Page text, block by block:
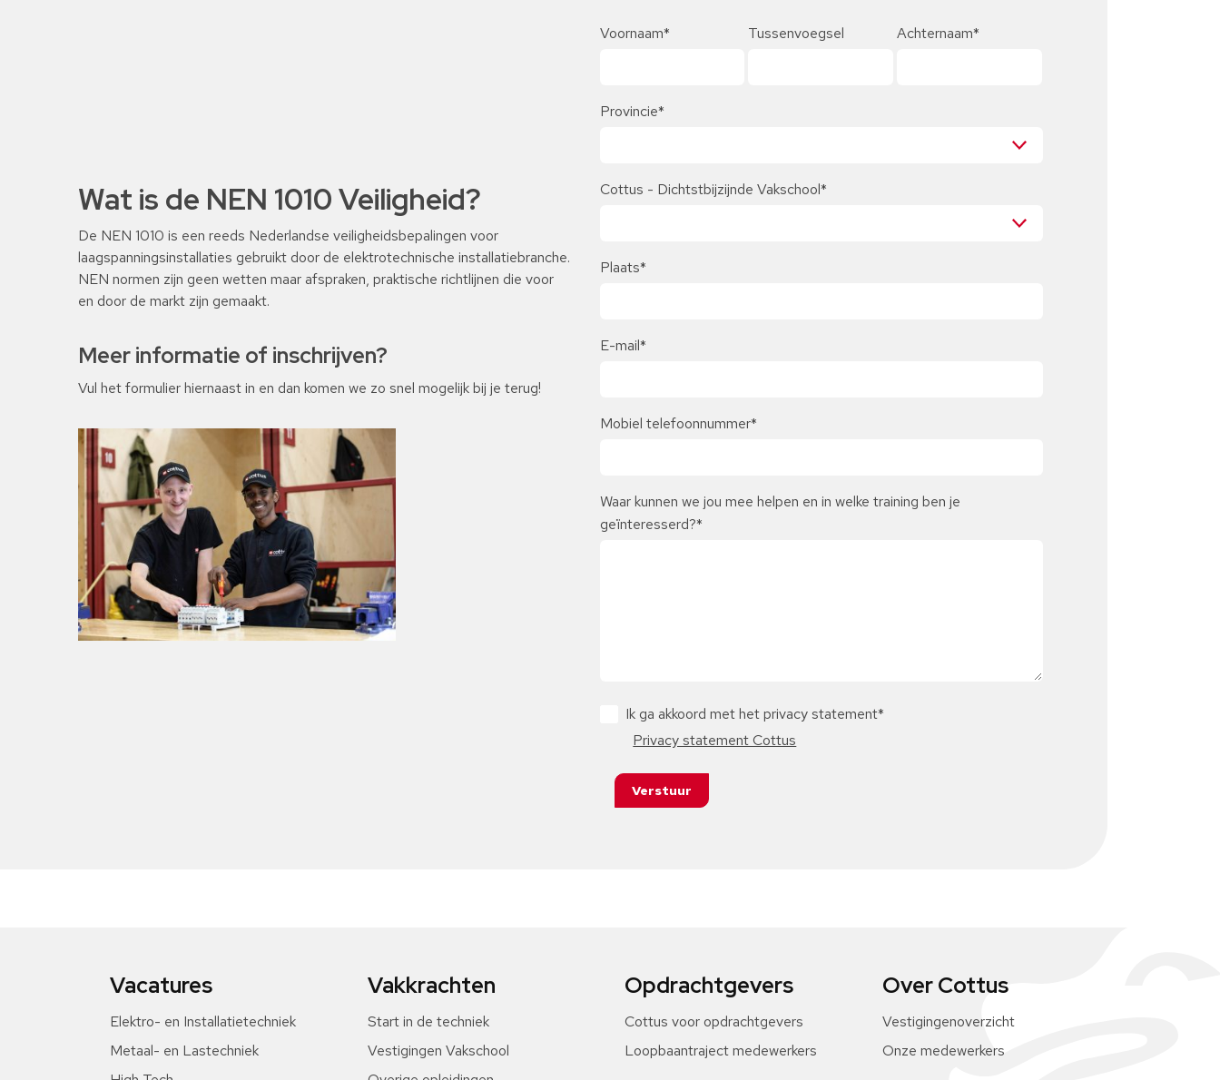
Voornaam* Tussenvoegsel Achternaam*
Provincie*
Cottus - Dichtstbijzijnde Vakschool*
Plaats*
E-mail*
Mobiel telefoonnummer*
Waar kunnen we jou mee helpen en in welke training ben je
geïnteresserd?*
Ik ga akkoord met het privacy statement*
Privacy statement Cottus
Verstuur
Wat is de NEN 1010 Veiligheid?
De NEN 1010 is een reeds Nederlandse veiligheidsbepalingen voor
laagspanningsinstallaties gebruikt door de elektrotechnische installatiebranche.
NEN normen zijn geen wetten maar afspraken, praktische richtlijnen die voor
en door de markt zijn gemaakt.
Meer informatie of inschrijven?
Vul het formulier hiernaast in en dan komen we zo snel mogelijk bij je terug!
Vacatures
Elektro- en Installatietechniek
Metaal- en Lastechniek
Vakkrachten
Start in de techniek
Vestigingen Vakschool
Opdrachtgevers
Cottus voor opdrachtgevers
Loopbaantraject medewerkers
Over Cottus
Vestigingenoverzicht
Onze medewerkers